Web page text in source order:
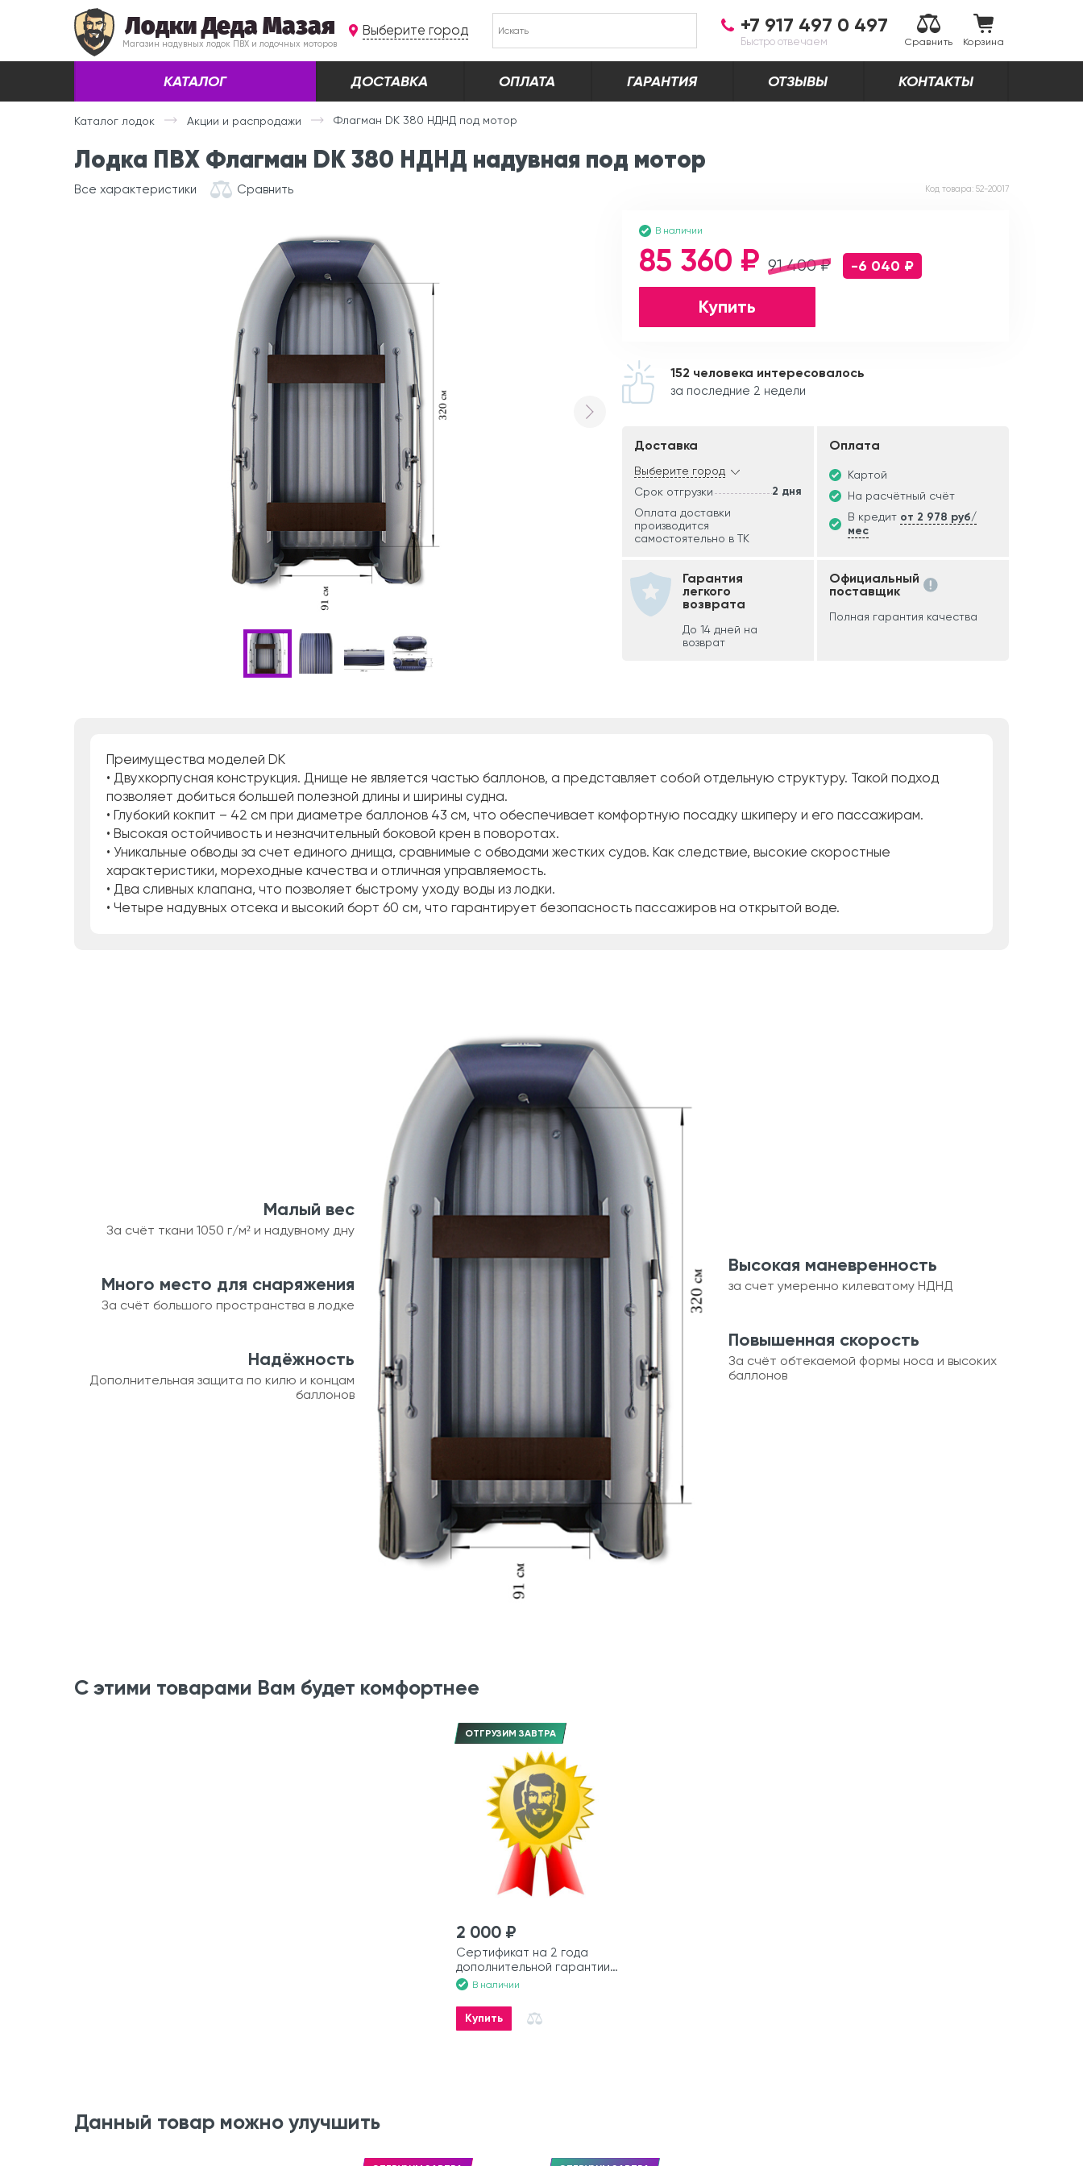
Лодки Деда Мазая
Магазин надувных лодок ПВХ и лодочных моторов
Выберите город +7 917 497 0 497
Быстро отвечаем Сравнить Корзина
КАТАЛОГ ДОСТАВКА ОПЛАТА ГАРАНТИЯ ОТЗЫВЫ КОНТАКТЫ
Каталог лодок Акции и распродажи Флагман DK 380 НДНД под мотор
Лодка ПВХ Флагман DK 380 НДНД надувная под мотор
Все характеристики Сравнить Код товара: 52-20017
В наличии
91 400 ₽
85 360 ₽ -6 040 ₽
Купить
152 человека интересовалось
за последние 2 недели
Доставка
Выберите город
Срок отгрузки
2 дня
Оплата доставки
производится
самостоятельно в ТК
Оплата
Картой
На расчётный счёт
В кредит от 2 978 руб/
мес
Гарантия
легкого
возврата
До 14 дней на
возврат
Официальный
поставщик
Полная гарантия качества
Преимущества моделей DK
• Двухкорпусная конструкция. Днище не является частью баллонов, а представляет собой отдельную структуру. Такой подход
позволяет добиться большей полезной длины и ширины судна.
• Глубокий кокпит – 42 см при диаметре баллонов 43 см, что обеспечивает комфортную посадку шкиперу и его пассажирам.
• Высокая остойчивость и незначительный боковой крен в поворотах.
• Уникальные обводы за счет единого днища, сравнимые с обводами жестких судов. Как следствие, высокие скоростные
характеристики, мореходные качества и отличная управляемость.
• Два сливных клапана, что позволяет быстрому уходу воды из лодки.
• Четыре надувных отсека и высокий борт 60 см, что гарантирует безопасность пассажиров на открытой воде.
Малый вес
За счёт ткани 1050 г/м² и надувному дну
Много место для снаряжения
За счёт большого пространства в лодке
Надёжность
Дополнительная защита по килю и концам
баллонов
Высокая маневренность
за счет умеренно килеватому НДНД
Повышенная скорость
За счёт обтекаемой формы носа и высоких
баллонов
С этими товарами Вам будет комфортнее
ОТГРУЗИМ ЗАВТРА
2 000 ₽
Сертификат на 2 года
дополнительной гарантии
на лодку
В наличии
Купить
Данный товар можно улучшить